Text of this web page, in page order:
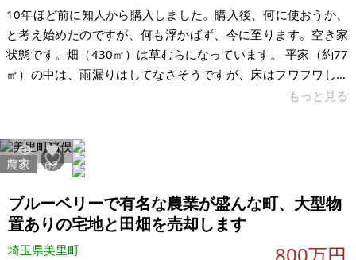
10年ほど前に知人から購入しました。購入後、何に使おうか、
と考え始めたのですが、何も浮かばず、今に至ります。空き家
状態です。畑（430㎡）は草むらになっています。 平家（約77
㎡）の中は、雨漏りはしてなさそうですが、床はフワフワして
います。トイレは汲み取りです。お風呂は薪風呂で離れにあり
は、そのままの状態で引き渡しになります。 畑を活用すれば自
給自足を楽しめます。お風呂は薪風呂ですが、シャワーは給湯
器につないでお湯を出せるかもしれません。10年以上、誰も利
用していませんので、老朽
もっと見る
9520 62
農家
ブルーベリーで有名な農業が盛んな町、大型物
置ありの宅地と田畑を売却します
埼玉県美里町